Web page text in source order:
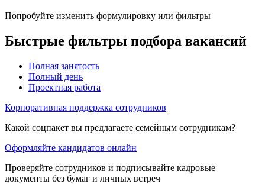
Попробуйте изменить формулировку или фильтры
Быстрые фильтры подбора вакансий
Полная занятость
Полный день
Проектная работа
Корпоративная поддержка сотрудников
Какой соцпакет вы предлагаете семейным сотрудникам?
Оформляйте кандидатов онлайн
Проверяйте сотрудников и подписывайте кадровые
документы без бумаг и личных встреч